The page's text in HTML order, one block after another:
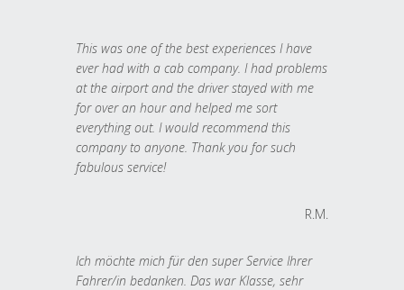
This was one of the best experiences I have
ever had with a cab company. I had problems
at the airport and the driver stayed with me
for over an hour and helped me sort
everything out. I would recommend this
company to anyone. Thank you for such
fabulous service!
R.M.
Ich möchte mich für den super Service Ihrer
Fahrer/in bedanken. Das war Klasse, sehr